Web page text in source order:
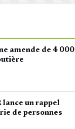
amende de 4 000
lance un rappel
de personnes